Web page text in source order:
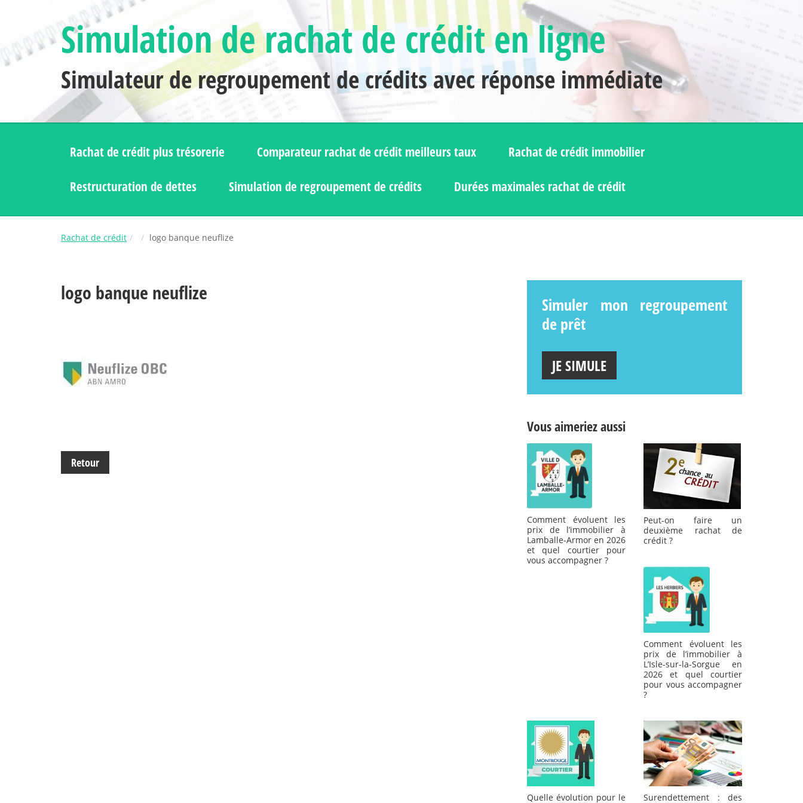
Simulation de rachat de crédit en ligne
Simulateur de regroupement de crédits avec réponse immédiate
Rachat de crédit plus trésorerie Comparateur rachat de crédit meilleurs taux Rachat de crédit immobilier
Restructuration de dettes Simulation de regroupement de crédits Durées maximales rachat de crédit
Rachat de crédit logo banque neuflize
logo banque neuflize
Retour
Simuler mon regroupement
de prêt
JE SIMULE
Vous aimeriez aussi
Comment évoluent les
prix de l’immobilier à
Lamballe-Armor en 2026
et quel courtier pour
vous accompagner ?
Peut-on faire un
deuxième rachat de
crédit ?
Comment évoluent les
prix de l’immobilier à
L’Isle-sur-la-Sorgue en
2026 et quel courtier
pour vous accompagner
?
Quelle évolution pour le
Surendettement : des